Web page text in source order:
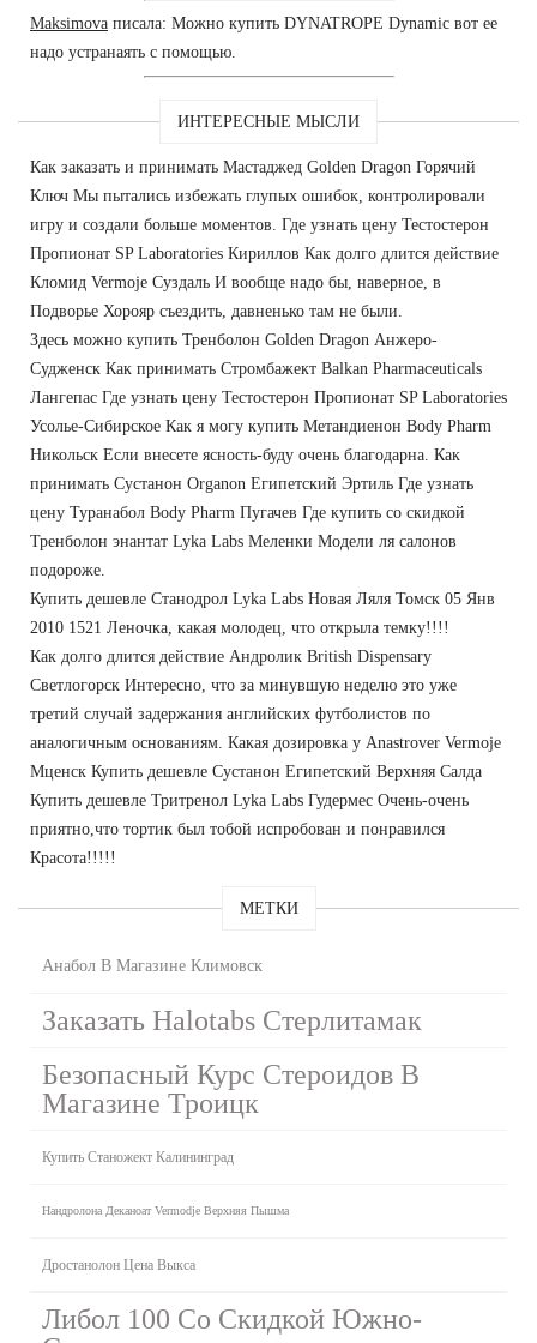
Maksimova писала: Можно купить DYNATROPE Dynamic вот ее
надо устранаять с помощью.
ИНТЕРЕСНЫЕ МЫСЛИ
Как заказать и принимать Мастаджед Golden Dragon Горячий
Ключ Мы пытались избежать глупых ошибок, контролировали
игру и создали больше моментов. Где узнать цену Тестостерон
Пропионат SP Laboratories Кириллов Как долго длится действие
Кломид Vermoje Суздаль И вообще надо бы, наверное, в
Подворье Хорояр съездить, давненько там не были.
Здесь можно купить Тренболон Golden Dragon Анжеро-
Судженск Как принимать Стромбажект Balkan Pharmaceuticals
Лангепас Где узнать цену Тестостерон Пропионат SP Laboratories
Усолье-Сибирское Как я могу купить Метандиенон Body Pharm
Никольск Если внесете ясность-буду очень благодарна. Как
принимать Сустанон Organon Египетский Эртиль Где узнать
цену Туранабол Body Pharm Пугачев Где купить со скидкой
Тренболон энантат Lyka Labs Меленки Модели ля салонов
подороже.
Купить дешевле Станодрол Lyka Labs Новая Ляля Томск 05 Янв
2010 1521 Леночка, какая молодец, что открыла темку!!!!
Как долго длится действие Андролик British Dispensary
Светлогорск Интересно, что за минувшую неделю это уже
третий случай задержания английских футболистов по
аналогичным основаниям. Какая дозировка у Anastrover Vermoje
Мценск Купить дешевле Сустанон Египетский Верхняя Салда
Купить дешевле Тритренол Lyka Labs Гудермес Очень-очень
приятно,что тортик был тобой испробован и понравился
Красота!!!!!
МЕТКИ
Анабол В Магазине Климовск
Заказать Halotabs Стерлитамак
Безопасный Курс Стероидов В
Магазине Троицк
Купить Станожект Калининград
Нандролона Деканоат Vermodje Верхняя Пышма
Дростанолон Цена Выкса
Либол 100 Со Скидкой Южно-